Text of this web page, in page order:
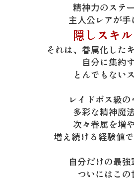
精神力のステ
主人公レアが手
隠しスキル
それは、眷属化した
自分に集約
とんでもない
レイドボス級
多彩な精神魔
次々眷属を増
増え続ける経験値
自分だけの最強
ついにはこの